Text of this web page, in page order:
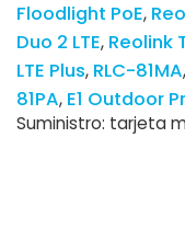
Floodlight PoE
Duo 2 LTE Reolink
LTE Plus RLC-81MA
81PA E1 Outdoor
Suministro: tarjeta